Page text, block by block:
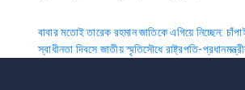
Post
navigation
বাবার মতোই তারেক রহমান জাতিকে এগিয়ে নিচ্ছেন:
স্বাধীনতা দিবসে জাতীয় স্মৃতিসৌধে রাষ্ট্রপতি-